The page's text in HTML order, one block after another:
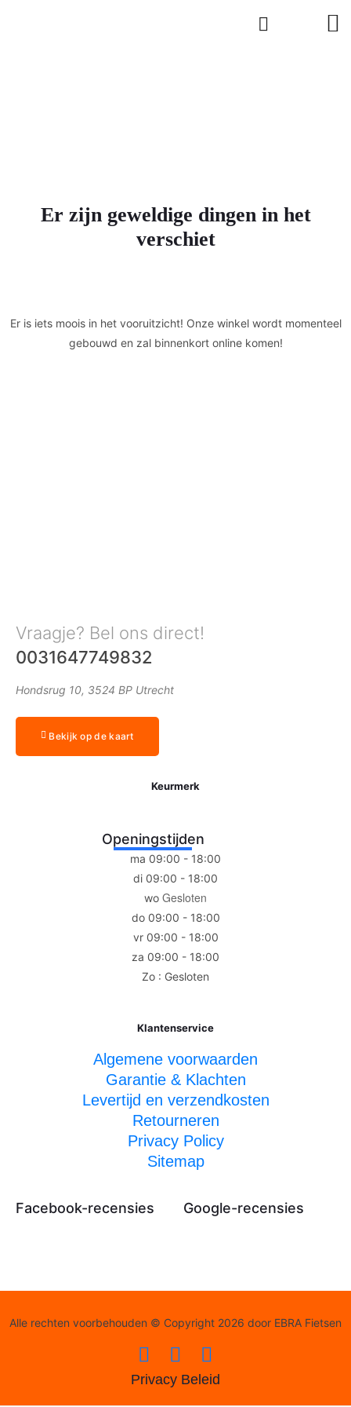
Er zijn geweldige dingen in het
verschiet
Er is iets moois in het vooruitzicht! Onze winkel wordt momenteel
gebouwd en zal binnenkort online komen!
Vraagje? Bel ons direct!
0031647749832
Hondsrug 10, 3524 BP Utrecht
Bekijk op de kaart
Keurmerk
Openingstijden
ma 09:00 - 18:00
di 09:00 - 18:00
wo Gesloten
do 09:00 - 18:00
vr 09:00 - 18:00
za 09:00 - 18:00
Zo : Gesloten
Klantenservice
Algemene voorwaarden
Garantie & Klachten
Levertijd en verzendkosten
Retourneren
Privacy Policy
Sitemap
Facebook-recensies Google-recensies
Alle rechten voorbehouden © Copyright 2026 door EBRA Fietsen
Privacy Beleid